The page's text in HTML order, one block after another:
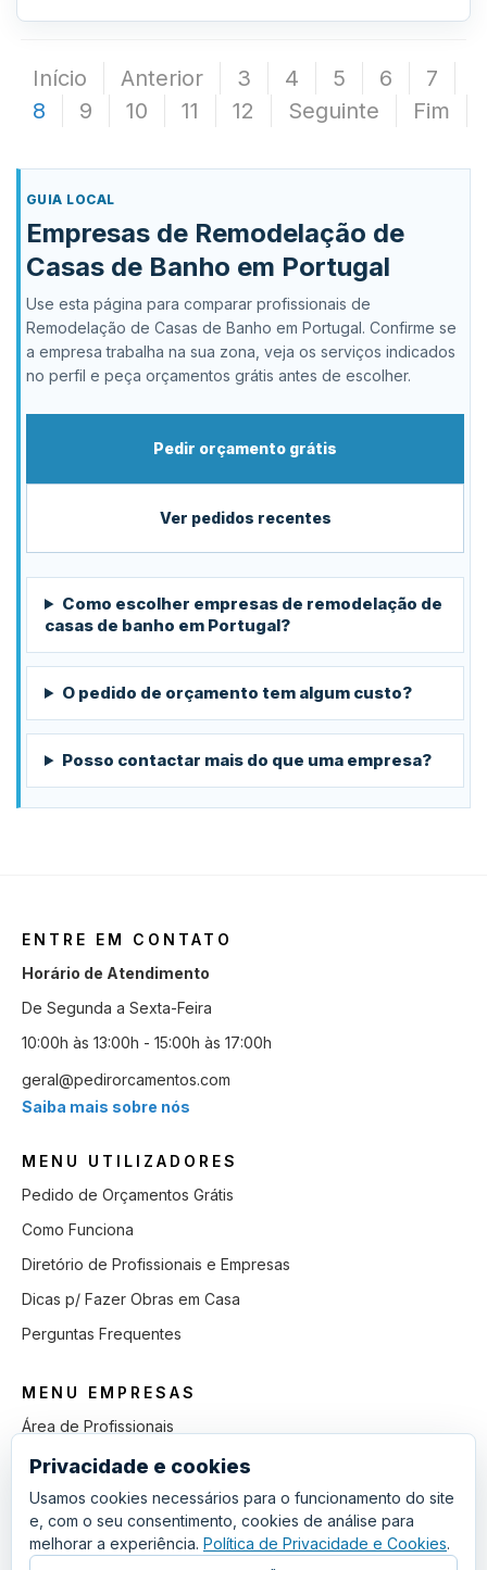
Início Anterior 3 4 5 6
7
8
9 10 11 12 Seguinte Fim
GUIA LOCAL
Empresas de Remodelação de
Casas de Banho em Portugal
Use esta página para comparar profissionais de
Remodelação de Casas de Banho em Portugal. Confirme se
a empresa trabalha na sua zona, veja os serviços indicados
no perfil e peça orçamentos grátis antes de escolher.
Pedir orçamento grátis
Ver pedidos recentes
Como escolher empresas de remodelação de
casas de banho em Portugal?
O pedido de orçamento tem algum custo?
Posso contactar mais do que uma empresa?
ENTRE EM CONTATO
Horário de Atendimento
De Segunda a Sexta-Feira
10:00h às 13:00h - 15:00h às 17:00h
geral@pedirorcamentos.com
Saiba mais sobre nós
MENU UTILIZADORES
Pedido de Orçamentos Grátis
Como Funciona
Diretório de Profissionais e Empresas
Dicas p/ Fazer Obras em Casa
Perguntas Frequentes
MENU EMPRESAS
Área de Profissionais
Como Funciona
Lista de Pedidos em Aberto
Como Ganhar mais Obras
Perguntas Frequentes
Privacidade e cookies
Usamos cookies necessários para o funcionamento do site
e, com o seu consentimento, cookies de análise para
melhorar a experiência. Política de Privacidade e Cookies.